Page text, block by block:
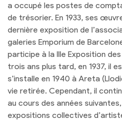
a occupé les postes de
de trésorier. En 1933, ses
dernière exposition de
galeries Emporium de
participe à la IIIe Exposition
trois ans plus tard, en 1937, il
s’installe en 1940 à Areta
vie retirée. Cependant, il
au cours des années
expositions collectives